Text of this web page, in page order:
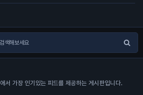
서 가장 인기있는 피드를 제공하는 게시판입니다.